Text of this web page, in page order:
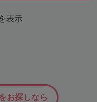
表示
お探しなら